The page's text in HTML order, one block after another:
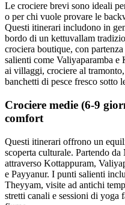
Le crociere brevi sono ideali
o per chi vuole provare le
Questi itinerari includono in
bordo di un kettuvallam
crociera boutique, con partenza
salienti come Valiyaparamba
ai villaggi, crociere al
banchetti di pesce fresco sotto
Crociere medie (6-9
comfort
Questi itinerari offrono un
scoperta culturale. Partendo
attraverso Kottappuram,
e Payyanur. I punti salienti
Theyyam, visite ad antichi
stretti canali e sessioni di yoga